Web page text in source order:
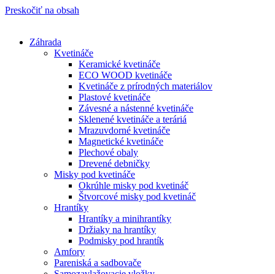
Preskočiť na obsah
Záhrada
Kvetináče
Keramické kvetináče
ECO WOOD kvetináče
Kvetináče z prírodných materiálov
Plastové kvetináče
Závesné a nástenné kvetináče
Sklenené kvetináče a teráriá
Mrazuvdorné kvetináče
Magnetické kvetináče
Plechové obaly
Drevené debničky
Misky pod kvetináče
Okrúhle misky pod kvetináč
Štvorcové misky pod kvetináč
Hrantíky
Hrantíky a minihrantíky
Držiaky na hrantíky
Podmisky pod hrantík
Amfory
Pareniská a sadbovače